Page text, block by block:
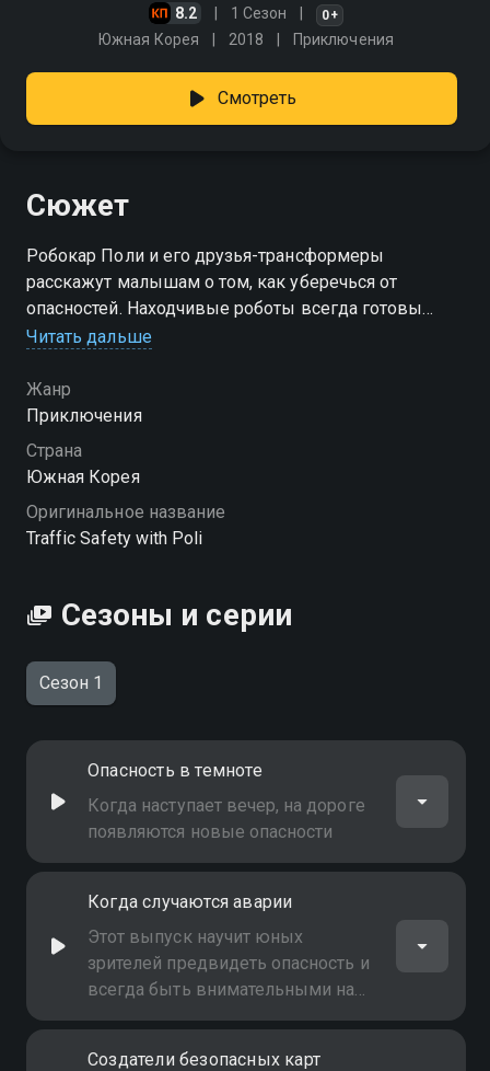
8.2 1 Сезон 0+
Южная Корея 2018 Приключения
Смотреть
Сюжет
Робокар Поли и его друзья-трансформеры
расскажут малышам о том, как уберечься от
опасностей. Находчивые роботы всегда готовы
прийти на помощь детям и их родителям в сложных
Посмотреть онлайн 1 сезон сериала Робокар Поли.
Дорожная безопасность с Поли вы можете
совершенно бесплатно в хорошем HD качестве на
Смотрёшке
Читать дальше
Жанр
Приключения
Страна
Южная Корея
Оригинальное название
Traffic Safety with Poli
Сезоны и серии
Сезон 1
Опасность в темноте
Когда наступает вечер, на дороге
появляются новые опасности
Когда случаются аварии
Этот выпуск научит юных
зрителей предвидеть опасность и
всегда быть внимательными на
дороге
Создатели безопасных карт